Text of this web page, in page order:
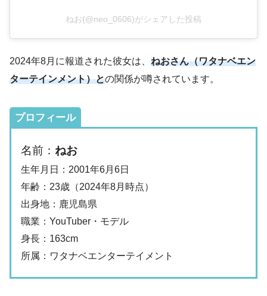
ねお(@neo_0606)がシェアした投稿
2024年8月に報道された彼女は、 ねおさん（ワタナベエン
ターテインメント）との関係が噂されています。
プロフィール
名前： ねお
生年月日：2001年6月6日
年齢：23歳（2024年8月時点）
出身地：鹿児島県
職業：YouTuber・モデル
身長：163cm
所属：ワタナベエンターテイメント